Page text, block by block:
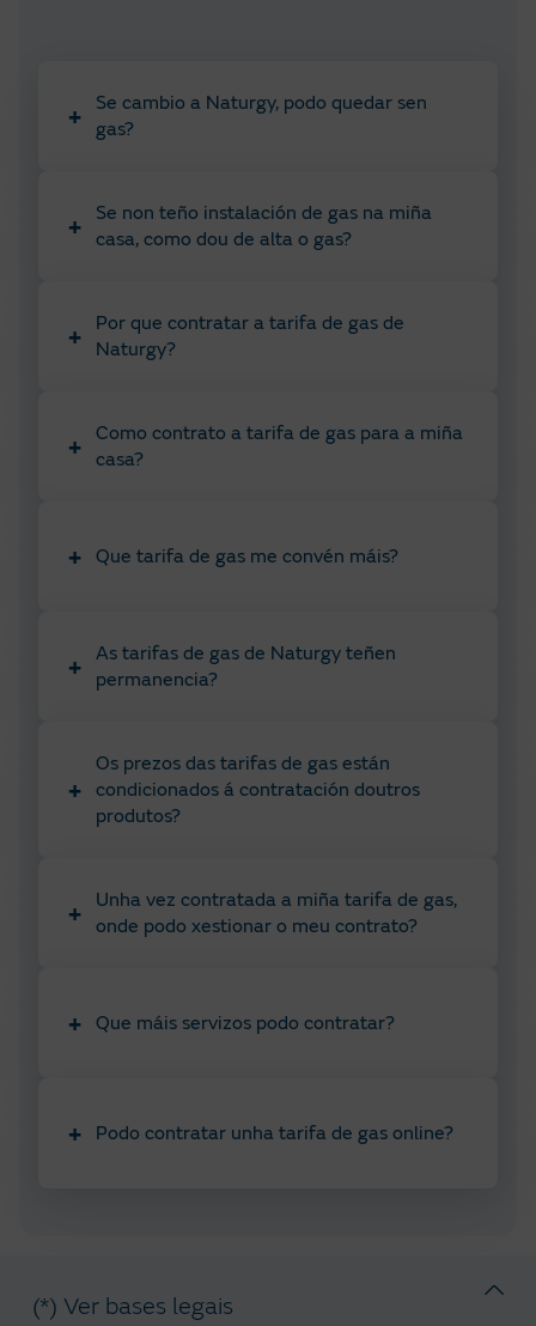
+
Se cambio a Naturgy, podo quedar sen
gas?
+
Se non teño instalación de gas na miña
casa, como dou de alta o gas?
Contacta coa distribuidora de gas da
Procede á instalación:
+
Por que contratar a tarifa de gas de
Naturgy?
+ Como contrato a tarifa de gas para a miña
casa?
+ Que tarifa de gas me convén máis?
+ As tarifas de gas de Naturgy teñen
permanencia?
+
Os prezos das tarifas de gas están
condicionados á contratación doutros
produtos?
+
Unha vez contratada a miña tarifa de gas,
onde podo xestionar o meu contrato?
+ Que máis servizos podo contratar?
+ Podo contratar unha tarifa de gas online?
(*) Ver bases legais